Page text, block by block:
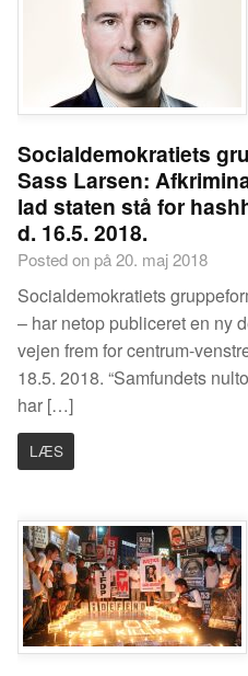
Socialdemokratiets
Sass Larsen:
lad staten stå for
d. 16.5. 2018.
Posted on på 20. maj 2018
Socialdemokratiets
– har netop publiceret en ny
vejen frem for centrum-
18.5. 2018. “Samfundets
har […]
LÆS